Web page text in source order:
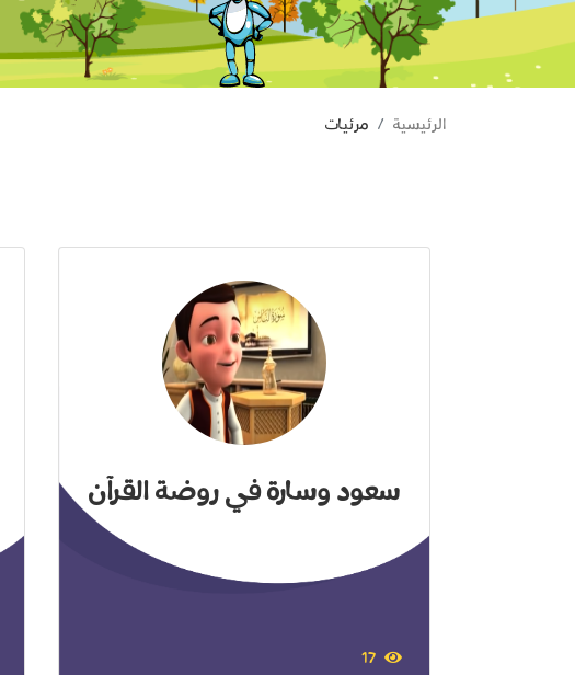
الرئيسية مرئيات
سعود وسارة في روضة القرآن